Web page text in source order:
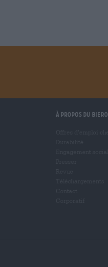
À propos du